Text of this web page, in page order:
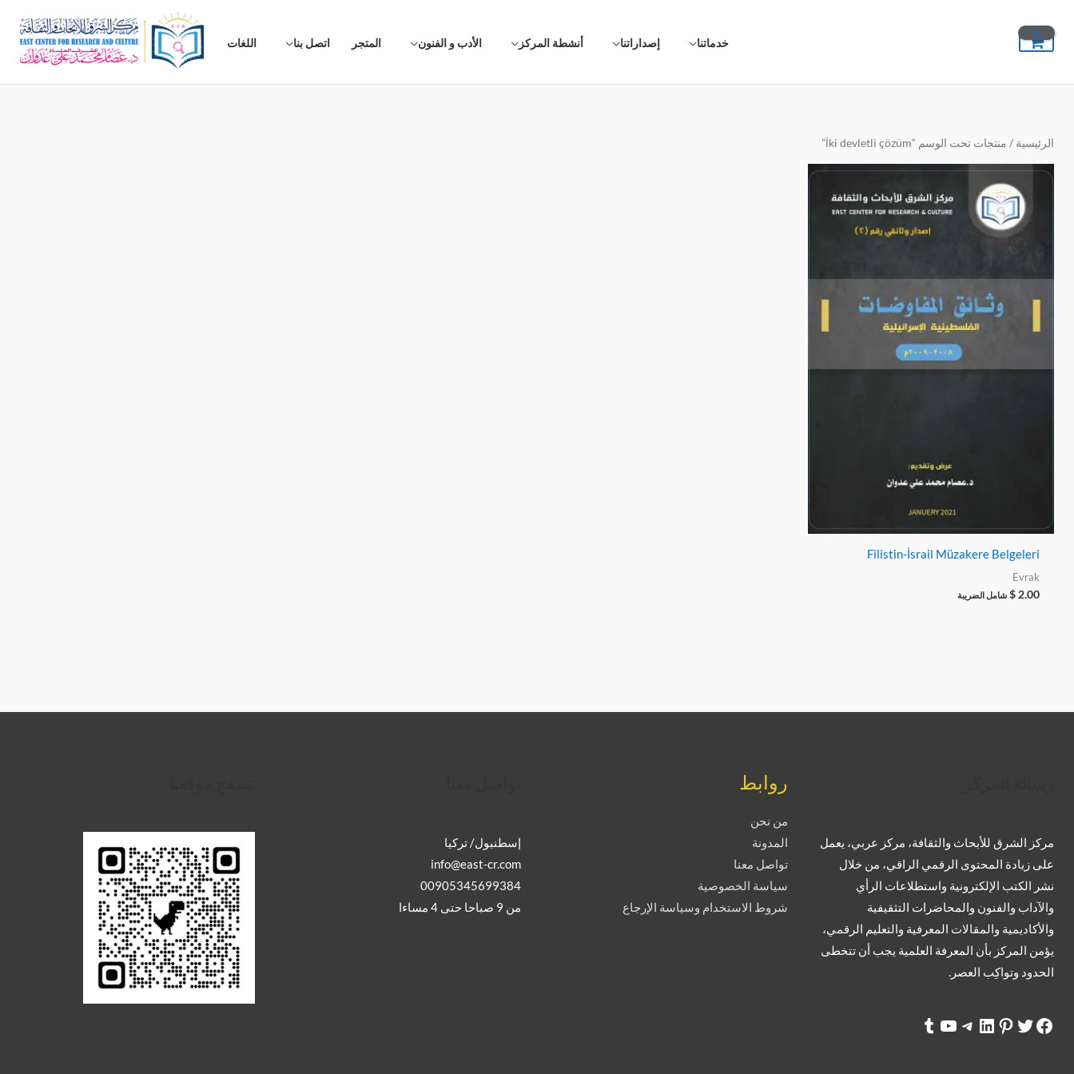
المحتوى
خدماتنا إصداراتنا أنشطة المركز الأدب و الفنون المتجر اتصل بنا اللغات
الرئيسية / منتجات تحت الوسم “İki devletli çözüm”
Filistin-İsrail Müzakere Belgeleri
Evrak
$2.00 شامل الضريبة
مركز الشرق للأبحاث والثقافة، مركز عربي، يعمل
على زيادة المحتوى الرقمي الراقي، من خلال
نشر الكتب الإلكترونية واستطلاعات الرأي
والآداب والفنون والمحاضرات التثقيفية
والأكاديمية والمقالات المعرفية والتعليم الرقمي،
يؤمن المركز بأن المعرفة العلمية يجب أن تتخطى
الحدود وتواكِب العصر.
روابط
من نحن
المدونة
تواصل معنا
سياسة الخصوصية
شروط الاستخدام وسياسة الإرجاع
إسطنبول/ تركيا
info@east-cr.com
00905345699384
من 9 صباحا حتى 4 مساءا